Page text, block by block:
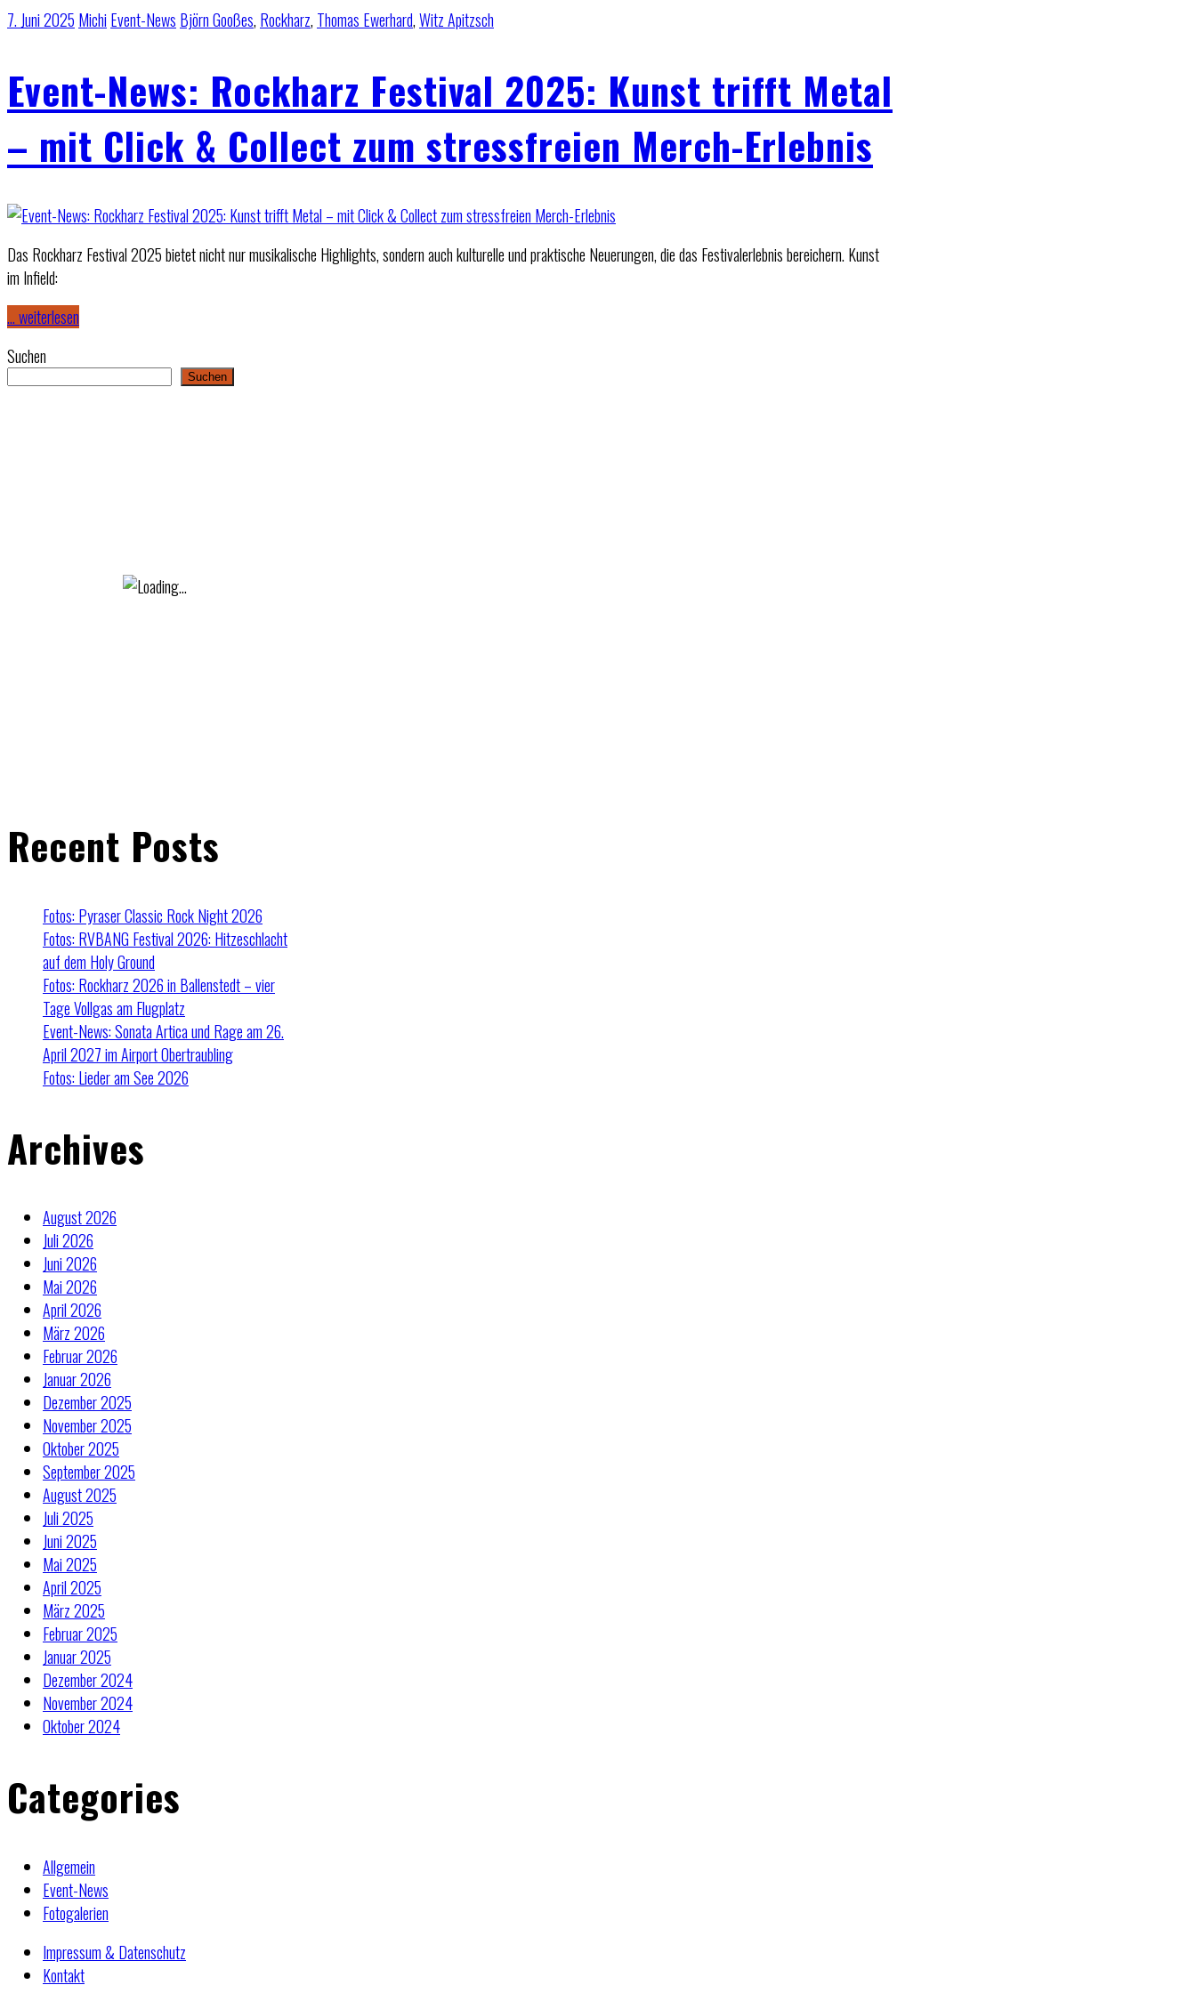
7. Juni 2025 Michi Event-News Björn Gooßes, Rockharz, Thomas Ewerhard,Witz Apitzsch
Event-News: Rockharz Festival 2025: Kunst trifft Metal
– mit Click & Collect zum stressfreien Merch-Erlebnis
Das Rockharz Festival 2025 bietet nicht nur musikalische Highlights, sondern auch kulturelle und praktische Neuerungen, die das Festivalerlebnis bereichern. Kunst
im Infield:
… weiterlesen
Suchen
Suchen
Recent Posts
Fotos: Pyraser Classic Rock Night 2026
Fotos: RVBANG Festival 2026: Hitzeschlacht
auf dem Holy Ground
Fotos: Rockharz 2026 in Ballenstedt – vier
Tage Vollgas am Flugplatz
Event-News: Sonata Artica und Rage am 26.
April 2027 im Airport Obertraubling
Fotos: Lieder am See 2026
Archives
August 2026
Juli 2026
Juni 2026
Mai 2026
April 2026
März 2026
Februar 2026
Januar 2026
Dezember 2025
November 2025
Oktober 2025
September 2025
August 2025
Juli 2025
Juni 2025
Mai 2025
April 2025
März 2025
Februar 2025
Januar 2025
Dezember 2024
November 2024
Oktober 2024
Categories
Allgemein
Event-News
Fotogalerien
Impressum & Datenschutz
Kontakt